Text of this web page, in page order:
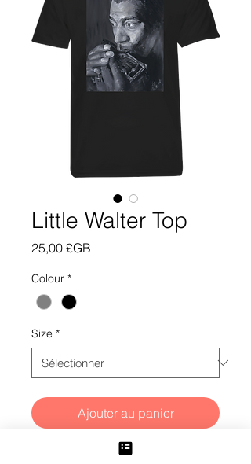
Little Walter Top
25,00 £GB
Colour *
Size *
Ajouter au panier
Commander et payer